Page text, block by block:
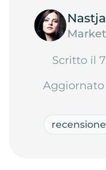
Scritto il
recensione